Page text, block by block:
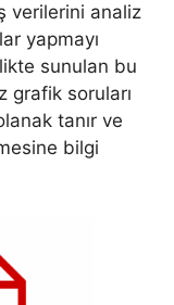
verilerini analiz
yapmayı
sunulan bu
grafik soruları
tanır ve
bilgi